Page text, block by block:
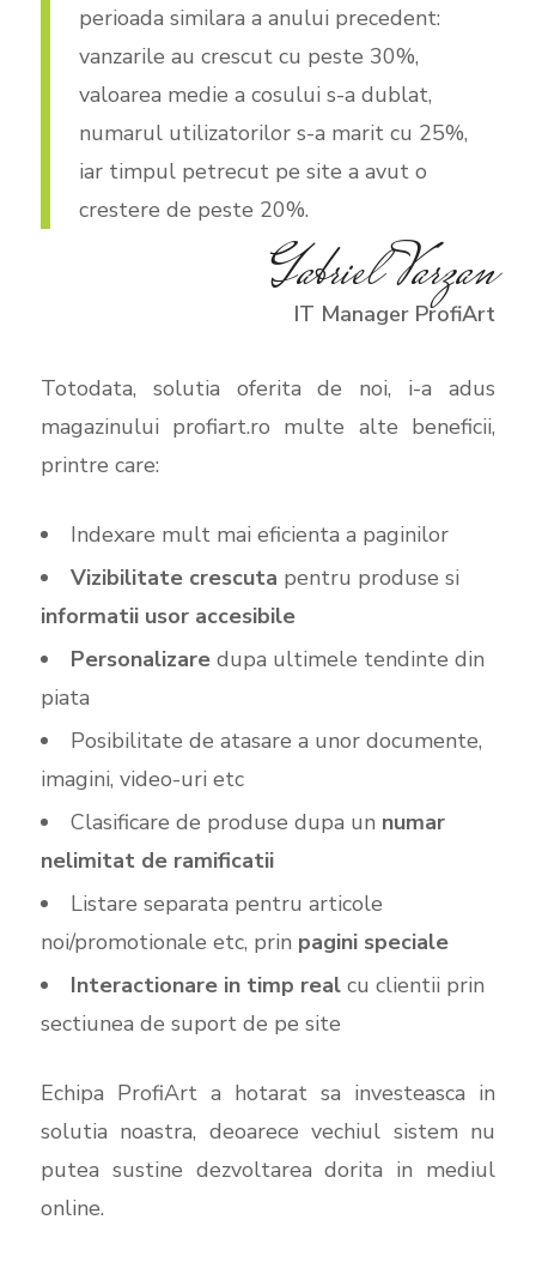
perioada similara a anului precedent:
vanzarile au crescut cu peste 30%,
valoarea medie a cosului s-a dublat,
numarul utilizatorilor s-a marit cu 25%,
iar timpul petrecut pe site a avut o
crestere de peste 20%.
Gabriel Varzan
IT Manager ProfiArt
Totodata, solutia oferita de noi, i-a adus
magazinului profiart.ro multe alte beneficii,
printre care:
Indexare mult mai eficienta a paginilor
Vizibilitate crescuta pentru produse si
informatii usor accesibile
Personalizaredupa ultimele tendinte din
piata
Posibilitate de atasare a unor documente,
imagini, video-uri etc
Clasificare de produse dupa un numar
nelimitat de ramificatii
Listare separata pentru articole
noi/promotionale etc, prin pagini speciale
Interactionare in timp realcu clientii prin
sectiunea de suport de pe site
Echipa ProfiArt a hotarat sa investeasca in
solutia noastra, deoarece vechiul sistem nu
putea sustine dezvoltarea dorita in mediul
online.